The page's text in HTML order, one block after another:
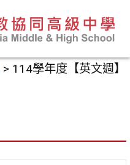
> 114學年度【英文週】